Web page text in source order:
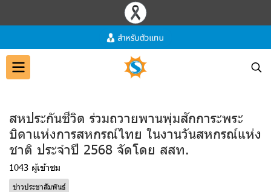
สหประกันชีวิต ร่วมถวายพานพุ่มสักการะพระ
บิดาแห่งการสหกรณ์ไทย ในงานวันสหกรณ์แห่ง
ชาติ ประจำปี 2568 จัดโดย สสท.
1043 ผู้เข้าชม
ข่าวประชาสัมพันธ์